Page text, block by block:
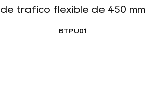
de tráfico flexible de 450 mm
BTPU01